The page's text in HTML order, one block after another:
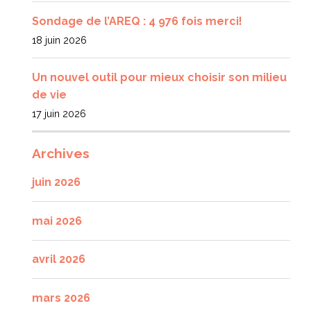
Sondage de l’AREQ : 4 976 fois merci!
18 juin 2026
Un nouvel outil pour mieux choisir son milieu
de vie
17 juin 2026
Archives
juin 2026
mai 2026
avril 2026
mars 2026